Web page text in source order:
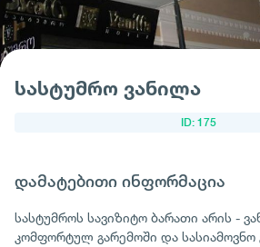
სასტუმრო ვანილა
ID: 175
დამატებითი ინფორმაცია
სასტუმროს სავიზიტო ბარათი არის -
კომფორტულ გარემოში და სასიამოვნო